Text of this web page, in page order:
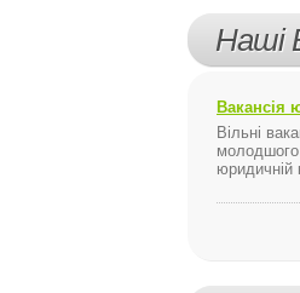
Наші
Вакансія
Вільні
юридичній